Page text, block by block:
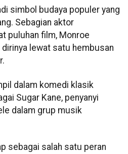
simbol budaya populer yang
Sebagian aktor
puluhan film, Monroe
lewat satu hembusan
dalam komedi klasik
Sugar Kane, penyanyi
dalam grup musik
sebagai salah satu peran